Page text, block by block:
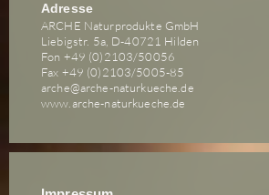
Adresse
ARCHE Naturprodukte GmbH
Liebigstr. 5a, D-40721 Hilden
Fon +49 (0)2103/50056
Fax +49 (0)2103/5005-85
arche@arche-naturkueche.de
www.arche-naturkueche.de